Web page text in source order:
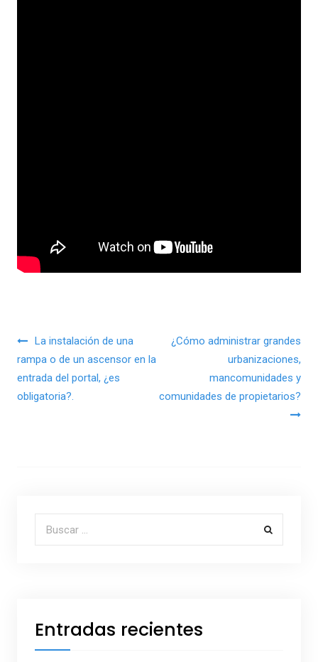
Navegación de entradas
La instalación de una
rampa o de un ascensor en la
entrada del portal, ¿es
obligatoria?.
¿Cómo administrar grandes
urbanizaciones,
mancomunidades y
comunidades de propietarios?
Buscar por:
Entradas recientes